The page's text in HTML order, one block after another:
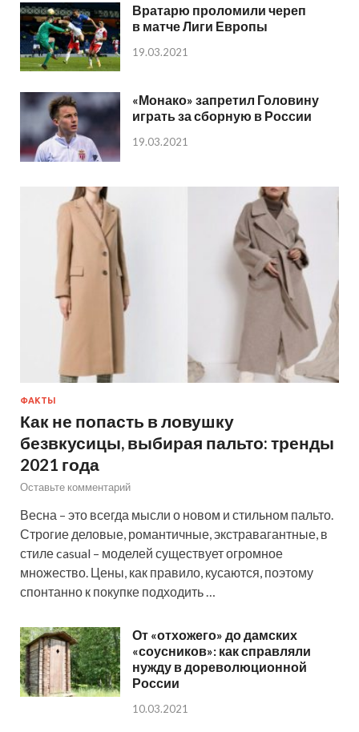
Вратарю проломили череп
в матче Лиги Европы
19.03.2021
«Монако» запретил Головину
играть за сборную в России
19.03.2021
ФАКТЫ
Как не попасть в ловушку
безвкусицы, выбирая пальто: тренды
2021 года
Оставьте комментарий
Весна – это всегда мысли о новом и стильном пальто.
Строгие деловые, романтичные, экстравагантные, в
стиле casual – моделей существует огромное
множество. Цены, как правило, кусаются, поэтому
спонтанно к покупке подходить …
От «отхожего» до дамских
«соусников»: как справляли
нужду в дореволюционной
России
10.03.2021